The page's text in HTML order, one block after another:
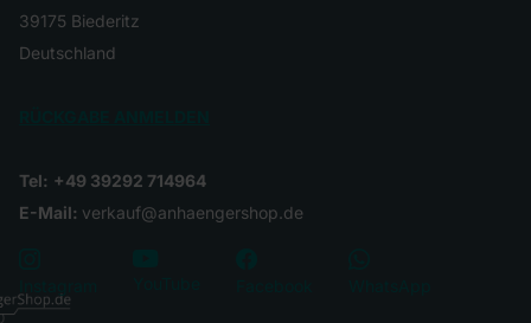
39175 Biederitz
Deutschland
Tel: +49 39292 714964
E-Mail: verkauf@anhaengershop.de